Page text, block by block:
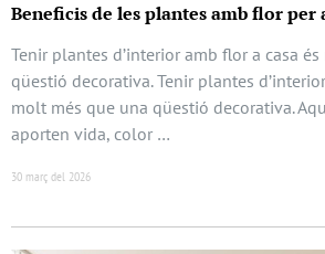
Beneficis de les plantes amb flor per
Tenir plantes d’interior amb flor a casa
qüestió decorativa. Tenir plantes
molt més que una qüestió decorativa.
aporten vida, color …
30 març del 2026